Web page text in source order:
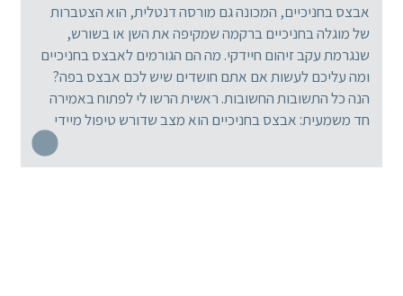
אבצס בחניכיים, המכונה גם מורסה דנטלית, הוא הצטברות
של מוגלה בחניכיים ברקמה שמקיפה את השן או בשורש,
שנגרמת עקב זיהום חיידקי. מה הם הגורמים לאבצס בחניכיים
ומה עליכם לעשות אם אתם חושדים שיש לכם אבצס בפה?
הנה כל התשובות החשובות. ראשית הרשו לי לפתוח באמירה
חד משמעית: אבצס בחניכיים הוא מצב שדורש טיפול מיידי